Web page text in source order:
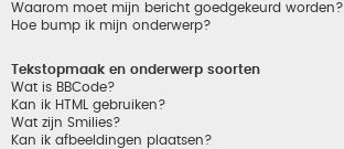
Waarom moet mijn bericht goedgekeurd worden?
Hoe bump ik mijn onderwerp?
Tekstopmaak en onderwerp soorten
Wat is BBCode?
Kan ik HTML gebruiken?
Wat zijn Smilies?
Kan ik afbeeldingen plaatsen?